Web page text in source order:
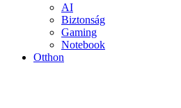
AI
Biztonság
Gaming
Notebook
Otthon